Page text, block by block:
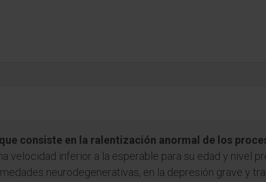
consiste en la ralentización anormal de los
velocidad inferior a la esperable para su edad y nivel
neurodegenerativas, en la depresión grave y